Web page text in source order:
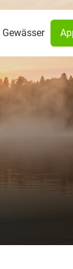
Gewässer